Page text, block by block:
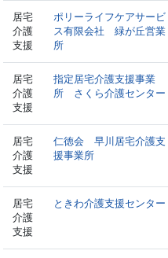
居宅
介護
支援
ポリーライフケアサービ
ス有限会社 緑が丘営業
所
居宅
介護
支援
指定居宅介護支援事業
所 さくら介護センター
居宅
介護
支援
仁徳会 早川居宅介護支
援事業所
居宅
介護
支援
ときわ介護支援センター